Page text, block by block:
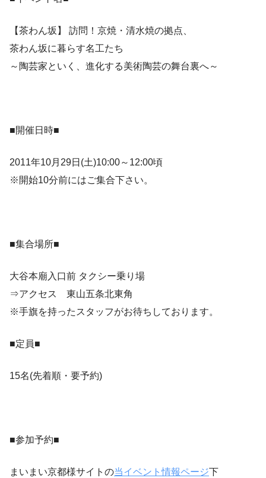
【茶わん坂】 訪問！京焼・清水焼の拠点、
茶わん坂に暮らす名工たち
～陶芸家といく、進化する美術陶芸の舞台裏へ～
■開催日時■
2011年10月29日(土)10:00～12:00頃
※開始10分前にはご集合下さい。
■集合場所■
大谷本廟入口前 タクシー乗り場
⇒アクセス 東山五条北東角
※手旗を持ったスタッフがお待ちしております。
■定員■
15名(先着順・要予約)
■参加予約■
まいまい京都様サイトの当イベント情報ページ下